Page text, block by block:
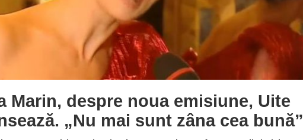
Marin, despre noua emisiune, Uite
„Nu mai sunt zâna cea bună”